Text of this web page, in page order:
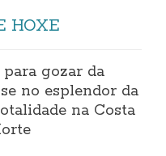
HOXE
para gozar da
no esplendor da
na Costa